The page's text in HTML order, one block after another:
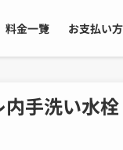
料金一覧 お支払い
手洗い水